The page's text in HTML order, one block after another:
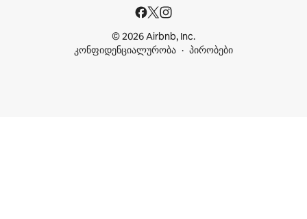
© 2026 Airbnb, Inc.
კონფიდენციალურობა
პირობები